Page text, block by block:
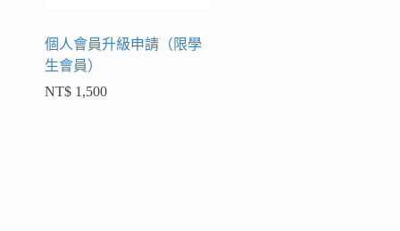
個人會員升級申請（限學
生會員）
NT$ 1,500